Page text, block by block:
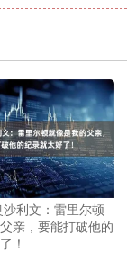
利文：雷里尔顿
亲，要能打破他的
！